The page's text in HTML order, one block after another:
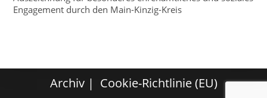
Engagement durch den Main-Kinzig-Kreis
Archiv Cookie-Richtlinie (EU)